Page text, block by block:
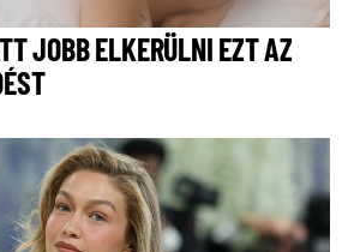
JOBB ELKERÜLNI EZT AZ